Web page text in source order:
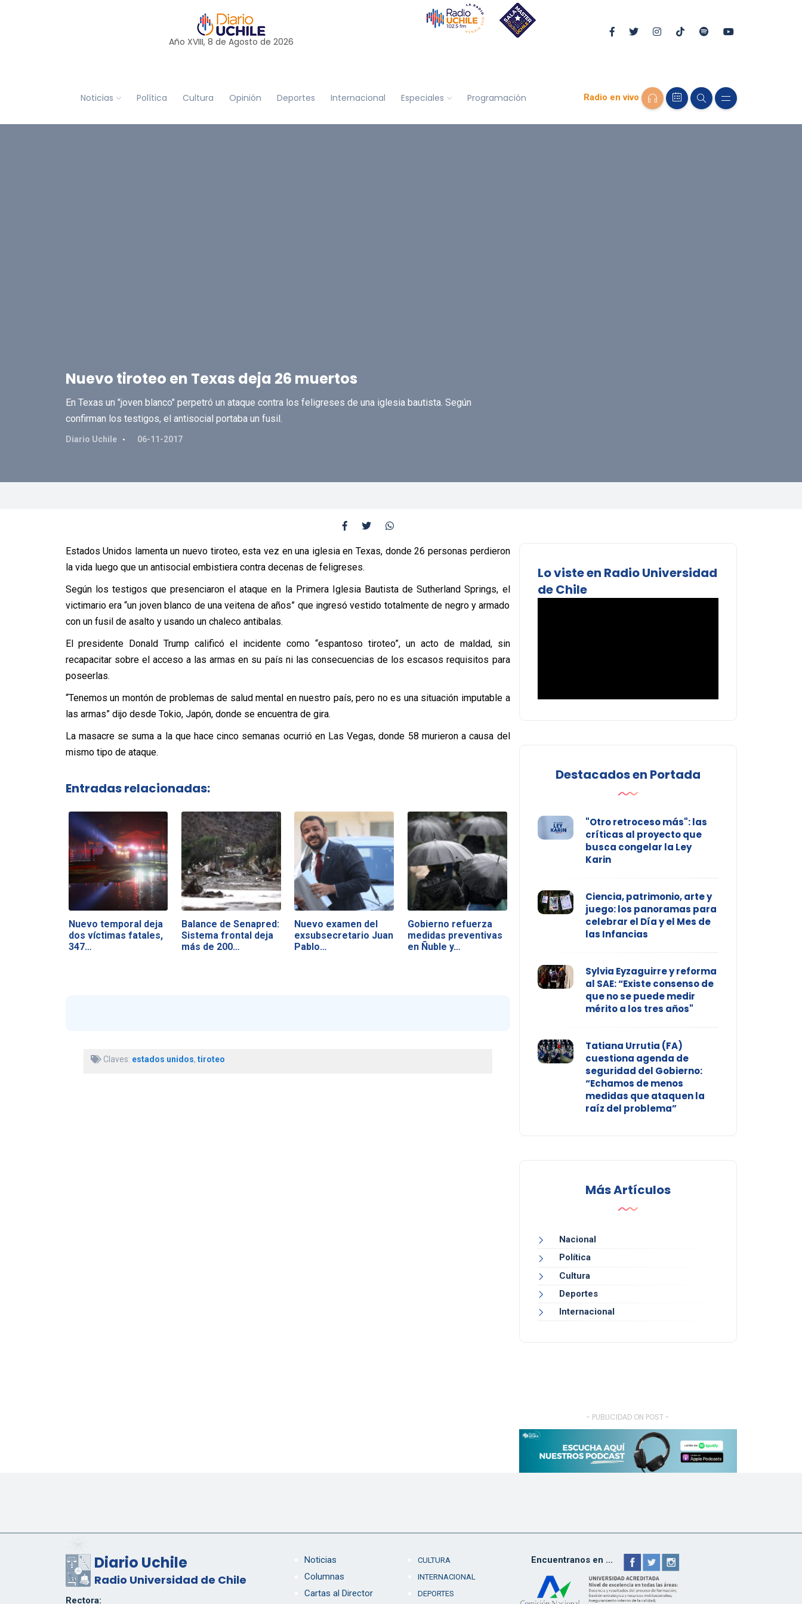
Año XVIII, 8 de Agosto de 2026
Noticias Política Cultura Opinión Deportes Internacional Especiales Programación Radio en vivo
Nuevo tiroteo en Texas deja 26 muertos
En Texas un "joven blanco" perpetró un ataque contra los feligreses de una iglesia bautista. Según
confirman los testigos, el antisocial portaba un fusil.
Diario Uchile 06-11-2017
Estados Unidos lamenta un nuevo tiroteo, esta vez en una iglesia en Texas, donde 26 personas perdieron
la vida luego que un antisocial embistiera contra decenas de feligreses.
Según los testigos que presenciaron el ataque en la Primera Iglesia Bautista de Sutherland Springs, el
victimario era “un joven blanco de una veitena de años” que ingresó vestido totalmente de negro y armado
con un fusil de asalto y usando un chaleco antibalas.
El presidente Donald Trump calificó el incidente como “espantoso tiroteo”, un acto de maldad, sin
recapacitar sobre el acceso a las armas en su país ni las consecuencias de los escasos requisitos para
poseerlas.
“Tenemos un montón de problemas de salud mental en nuestro país, pero no es una situación imputable a
las armas” dijo desde Tokio, Japón, donde se encuentra de gira.
La masacre se suma a la que hace cinco semanas ocurrió en Las Vegas, donde 58 murieron a causa del
mismo tipo de ataque.
Entradas relacionadas:
Nuevo temporal deja
dos víctimas fatales,
347…
Balance de Senapred:
Sistema frontal deja
más de 200…
Nuevo examen del
exsubsecretario Juan
Pablo…
Gobierno refuerza
medidas preventivas
en Ñuble y…
Claves: estados unidos, tiroteo
Lo viste en Radio Universidad
de Chile
Destacados en Portada
"Otro retroceso más": las
críticas al proyecto que
busca congelar la Ley
Karin
Ciencia, patrimonio, arte y
juego: los panoramas para
celebrar el Día y el Mes de
las Infancias
Sylvia Eyzaguirre y reforma
al SAE: “Existe consenso de
que no se puede medir
mérito a los tres años"
Tatiana Urrutia (FA)
cuestiona agenda de
seguridad del Gobierno:
“Echamos de menos
medidas que ataquen la
raíz del problema”
Más Artículos
Nacional
Política
Cultura
Deportes
Internacional
- PUBLICIDAD ON POST -
Diario Uchile
Radio Universidad de Chile
Rectora:
Noticias
Columnas
Cartas al Director
CULTURA
INTERNACIONAL
DEPORTES
Encuentranos en ...